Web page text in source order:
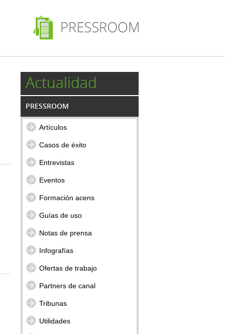
Actualidad
PRESSROOM
Artículos
Casos de éxito
Entrevistas
Eventos
Formación acens
Guías de uso
Notas de prensa
Infografías
Ofertas de trabajo
Partners de canal
Tribunas
Utilidades